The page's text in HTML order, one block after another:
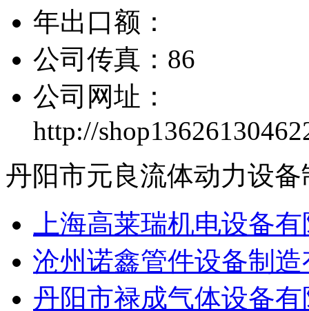
年出口额：
公司传真：86
公司网址：
http://
丹阳市元良流体动力设
上海高莱瑞机电设备
沧州诺鑫管件设备制
丹阳市禄成气体设备